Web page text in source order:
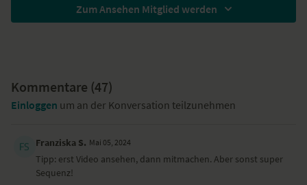
entsteht bewegte Meditation. Dein Weg zu ganzheitlichem
Schmerzen lassen bald nach. Viel Freude beim Üben!
Zum Ansehen Mitglied werden
Kommentare (47)
Einloggen um an der Konversation teilzunehmen
Franziska S. Mai 05, 2024
Tipp: erst Video ansehen, dann mitmachen. Aber sonst super
Sequenz!